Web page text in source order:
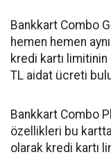
Bankkart Combo
hemen hemen
kredi kartı limitinin
TL aidat ücreti
Bankkart Combo
özellikleri bu
olarak kredi kartı